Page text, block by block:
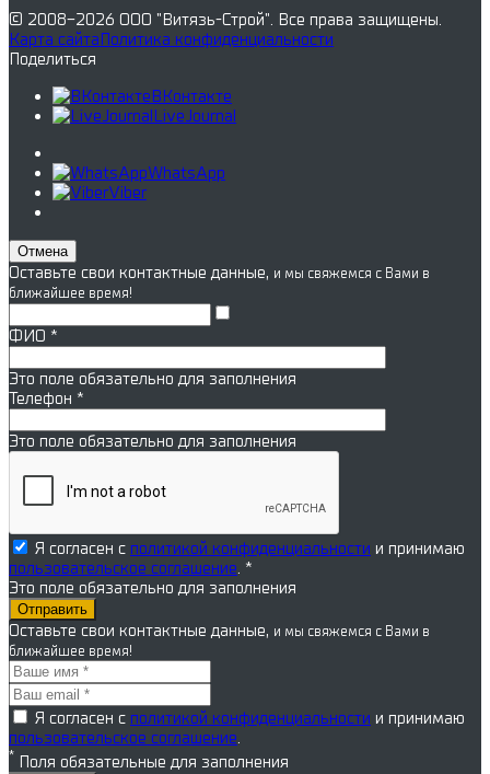
© 2008-2026 ООО "Витязь-Строй". Все права защищены.
Карта сайтаПолитика конфиденциальности
Поделиться
ВКонтакте
LiveJournal
WhatsApp
Viber
Отмена
Оставьте свои контактные данные, и мы свяжемся с Вами в
ближайшее время!
ФИО *
Это поле обязательно для заполнения
Телефон *
Это поле обязательно для заполнения
Я согласен с политикой конфиденциальности и принимаю
пользовательское соглашение. *
Это поле обязательно для заполнения
Оставьте свои контактные данные, и мы свяжемся с Вами в
ближайшее время!
Я согласен с политикой конфиденциальности и принимаю
пользовательское соглашение.
* Поля обязательные для заполнения